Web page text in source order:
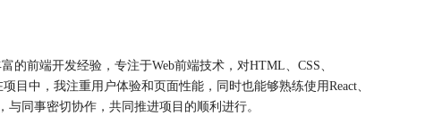
的前端开发经验，专注于Web前端技术，对HTML、CSS、
目中，我注重用户体验和页面性能，同时也能够熟练使用React、
同事密切协作，共同推进项目的顺利进行。